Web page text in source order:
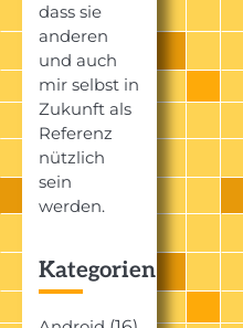
dass sie
anderen
und auch
mir selbst in
Zukunft als
Referenz
nützlich
sein
werden.
Kategorien